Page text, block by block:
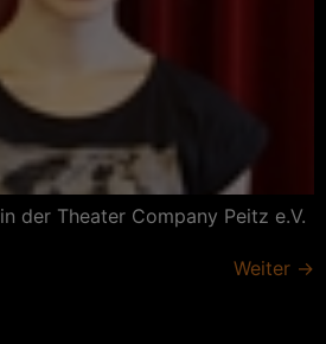
der Theater Company Peitz e.V.
Weiter →